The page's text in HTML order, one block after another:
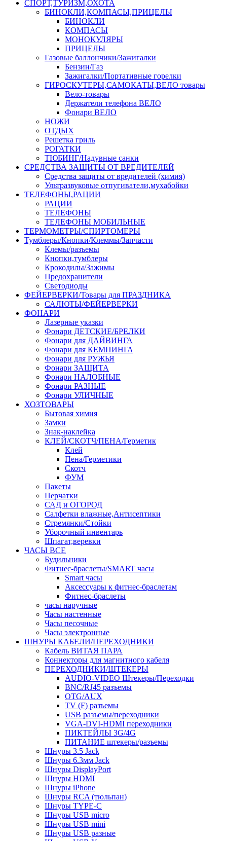
СПОРТ,ТУРИЗМ,ОХОТА
БИНОКЛИ,КОМПАСЫ,ПРИЦЕЛЫ
БИНОКЛИ
КОМПАСЫ
МОНОКУЛЯРЫ
ПРИЦЕЛЫ
Газовые баллончики/Зажигалки
Бензин/Газ
Зажигалки/Портативные горелки
ГИРОСКУТЕРЫ,САМОКАТЫ,ВЕЛО товары
Вело-товары
Держатели телефона ВЕЛО
Фонари ВЕЛО
НОЖИ
ОТДЫХ
Решетка гриль
РОГАТКИ
ТЮБИНГ/Надувные санки
СРЕДСТВА ЗАЩИТЫ ОТ ВРЕДИТЕЛЕЙ
Средства защиты от вредителей (химия)
Ультразвуковые отпугиватели,мухабойки
ТЕЛЕФОНЫ,РАЦИИ
РАЦИИ
ТЕЛЕФОНЫ
ТЕЛЕФОНЫ МОБИЛЬНЫЕ
ТЕРМОМЕТРЫ/СПИРТОМЕРЫ
Тумблеры/Кнопки/Клеммы/Запчасти
Клемы/разъемы
Кнопки,тумблеры
Крокодилы/Зажимы
Предохранители
Светодиоды
ФЕЙЕРВЕРКИ/Товары для ПРАЗДНИКА
САЛЮТЫ/ФЕЙЕРВЕРКИ
ФОНАРИ
Лазерные указки
Фонари ДЕТСКИЕ/БРЕЛКИ
Фонари для ДАЙВИНГА
Фонари для КЕМПИНГА
Фонари для РУЖЬЯ
Фонари ЗАЩИТА
Фонари НАЛОБНЫЕ
Фонари РАЗНЫЕ
Фонари УЛИЧНЫЕ
ХОЗТОВАРЫ
Бытовая химия
Замки
Знак-наклейка
КЛЕЙ/СКОТЧ/ПЕНА/Герметик
Клей
Пена/Герметики
Скотч
ФУМ
Пакеты
Перчатки
САД и ОГОРОД
Салфетки влажные,Антисептики
Стремянки/Стойки
Уборочный инвентарь
Шпагат,веревки
ЧАСЫ ВСЕ
Будильники
Фитнес-браслеты/SMART часы
Smart часы
Аксессуары к фитнес-браслетам
Фитнес-браслеты
часы наручные
Часы настенные
Часы песочные
Часы электронные
ШНУРЫ КАБЕЛИ/ПЕРЕХОДНИКИ
Кабель ВИТАЯ ПАРА
Коннекторы для магнитного кабеля
ПЕРЕХОДНИКИ/ШТЕКЕРЫ
AUDIO-VIDEO Штекеры/Переходки
BNC/RJ45 разъемы
OTG/AUX
TV (F) разъемы
USB разъемы/переходники
VGA-DVI-HDMI переходники
ПИКТЕЙЛЫ 3G/4G
ПИТАНИЕ штекеры/разъемы
Шнуры 3.5 Jack
Шнуры 6.3мм Jack
Шнуры DisplayPort
Шнуры HDMI
Шнуры iPhone
Шнуры RCA (тюльпан)
Шнуры TYPE-C
Шнуры USB micro
Шнуры USB mini
Шнуры USB разные